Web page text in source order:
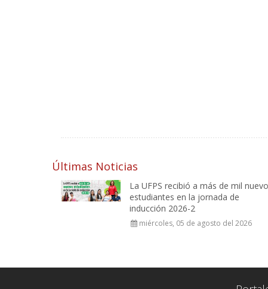
Últimas Noticias
La UFPS recibió a más de mil
estudiantes en la jornada de
inducción 2026-2
miércoles, 05 de agosto del 2026